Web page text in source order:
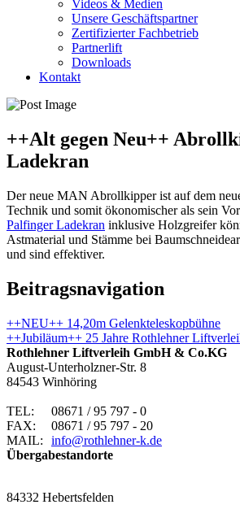
Videos & Medien
Unsere Geschäftspartner
Zertifizierter Fachbetrieb
Partnerlift
Downloads
Kontakt
++Alt gegen Neu++
Ladekran
Der neue MAN Abrollkipper ist auf dem
Technik und somit ökonomischer als sein
Palfinger Ladekran inklusive Holzgreifer
Astmaterial und Stämme bei
und sind effektiver.
Beitragsnavigation
++NEU++ 14,20m Gelenkteleskopbühne
++Jubiläum++ 25 Jahre Rothlehner
Rothlehner Liftverleih GmbH & Co.KG
August-Unterholzner-Str. 8
84543 Winhöring
TEL:
08671 / 95 797 - 0
FAX:
08671 / 95 797 - 20
MAIL:
info@rothlehner-k.de
Übergabestandorte
84332 Hebertsfelden